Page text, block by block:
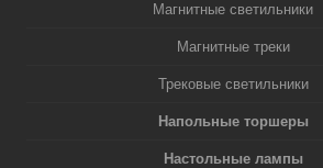
Магнитные светильники
Магнитные треки
Трековые светильники
Напольные торшеры
Настольные лампы